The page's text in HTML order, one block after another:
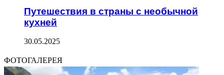
Путешествия в страны с необычной
кухней
30.05.2025
ФОТОГАЛЕРЕЯ